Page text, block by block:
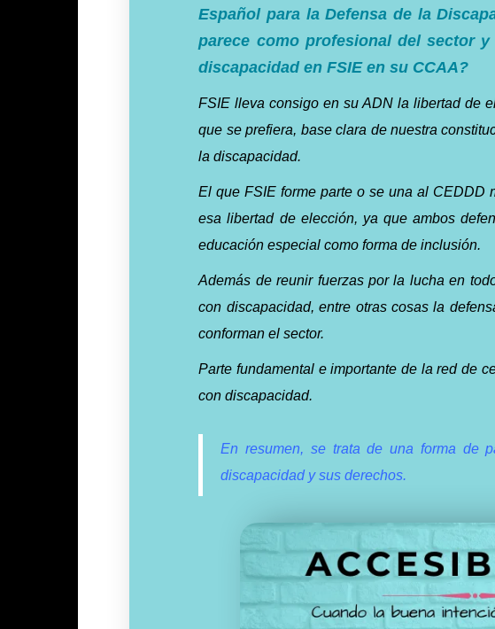
Español para la Defensa de la
parece como profesional del sector y
discapacidad en FSIE en su CCAA?
FSIE lleva consigo en su ADN la libertad de
que se prefiera, base clara de nuestra
la discapacidad.
El que FSIE forme parte o se una al CEDDD
esa libertad de elección, ya que ambos
educación especial como forma de inclusión.
Además de reunir fuerzas por la lucha en
con discapacidad, entre otras cosas la
conforman el sector.
Parte fundamental e importante de la red de
con discapacidad.
En resumen, se trata de una forma de
discapacidad y sus derechos.